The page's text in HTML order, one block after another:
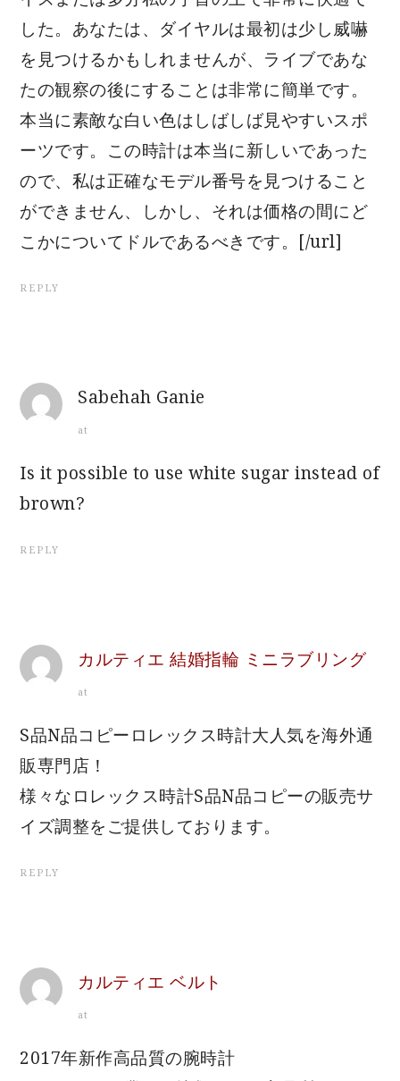
した。あなたは、ダイヤルは最初は少し威嚇
を見つけるかもしれませんが、ライブであな
たの観察の後にすることは非常に簡単です。
本当に素敵な白い色はしばしば見やすいスポ
ーツです。この時計は本当に新しいであった
ので、私は正確なモデル番号を見つけること
ができません、しかし、それは価格の間にど
こかについてドルであるべきです。[/url]
REPLY
Sabehah Ganie
at
Is it possible to use white sugar instead of
brown?
REPLY
カルティエ 結婚指輪 ミニラブリング
at
S品N品コピーロレックス時計大人気を海外通
販専門店！
様々なロレックス時計S品N品コピーの販売サ
イズ調整をご提供しております。
REPLY
カルティエ ベルト
at
2017年新作高品質の腕時計